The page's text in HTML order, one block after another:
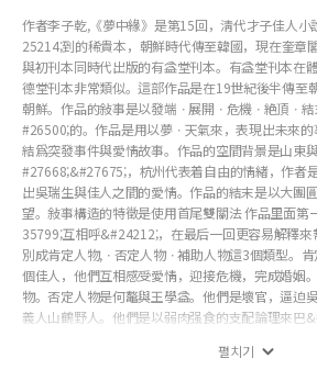
作者李子乾,《夢中緣》是第15回，淸代才子佳人
25214;到的稀貴本，朝鮮時代傳至韓國，現在奎章
與初刊本同時代出版的有益堂刊本。有益堂刊本在
德堂刊本非常類似。這部作品是在19世紀後半傳至
朝鮮。作品的敍事是以發端ㆍ展開ㆍ危機ㆍ絶頂ㆍ
#26500;的。作品是用以夢ㆍ天氣來，表現出未來
結爲突發事件與愛情故事。作品的空間背景是山東
#27668;&#27675;，杭州代表着自由的情緖，作者
出吳瑞生與佳人之間的愛情。作品的結末是以大團
望。敍事構造的特徵是使用首尾雙關法 作品里面第
35799;互相呼&#24212;，在最后一回更容易解釋
別成肯定人物,ㆍ否定人物ㆍ補助人物這3個類型。
個佳人，他們互相感受愛情，迎接危機，完成婚姻
物。否定人物是何鼇與王學益。他們是壞官，逼迫
義人山鶴野人。他們是以弱肉强食的支配論理來巴
白等等。王老婆是完成吳瑞生的愛情，果敢而積極
펼치기